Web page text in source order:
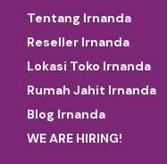
Tentang Irnanda
Reseller Irnanda
Lokasi Toko Irnanda
Rumah Jahit Irnanda
Blog Irnanda
WE ARE HIRING!